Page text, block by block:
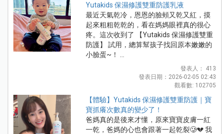
Yutakids 保濕修護雙重防護乳液
最近天氣乾冷，恩恩的臉頰又乾又紅，摸
起來粗粗乾乾的，看在媽媽眼裡真的很心
疼。這次收到了 【Yutakids 保濕修護雙重
防護】 試用，總算幫孩子找回原本嫩嫩的
小臉蛋~！ ...
發表人： 413
發表日期：2026-02-05 02:43
觀看數: 102705
【體驗】Yutakids 保濕修護雙重防護｜寶
寶抓癢次數真的變少了！
爸媽真的是後來才懂，原來寶寶皮膚一紅
一乾，爸媽的心也會跟著一起乾裂🥲💔 我